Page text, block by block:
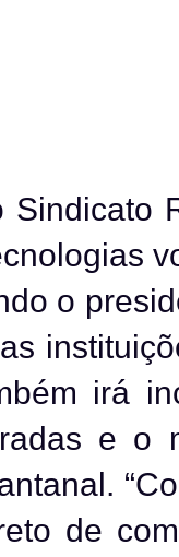
Sindicato
o
irá
e o
de